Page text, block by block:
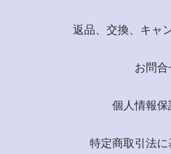
返品、交換、キャ
お問合
個人情報保
特定商取引法